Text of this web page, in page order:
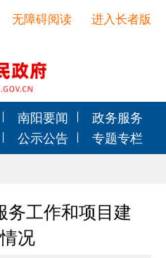
进入长者版
无障碍阅读
南阳要闻
政务服务
公示公告
专题专栏
务工作和项目建
况